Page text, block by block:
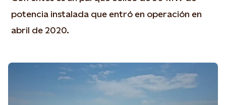
potencia instalada que entró en operación en
abril de 2020.